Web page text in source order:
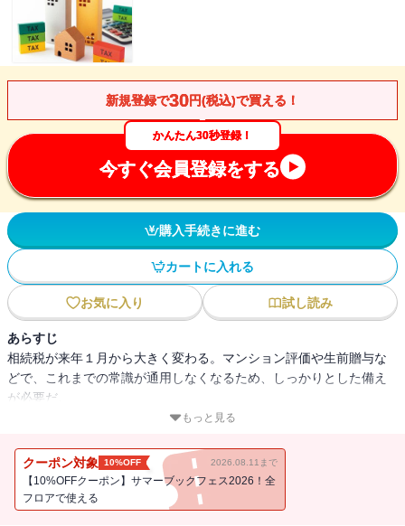
新規登録で30円(税込)で買える！
かんたん30秒登録！
今すぐ会員登録をする
購入手続きに進む
カートに入れる
お気に入り 試し読み
あらすじ
相続税が来年１月から大きく変わる。マンション評価や生前贈与な
どで、これまでの常識が通用しなくなるため、しっかりとした備え
が必要だ。
※2023年11月14日号の特集「来年１月の制度改正対応 相続税必見
もっと見る
クーポン対象 10%OFF 2026.08.11まで
【10%OFFクーポン】サマーブックフェス2026！全
フロアで使える
新刊通知